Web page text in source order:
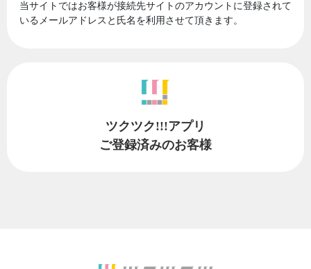
当サイトではお客様が接続先サイトのアカウントに登録されて
いるメールアドレスと氏名を利用させて頂きます。
ツクツク!!!アプリ
ご登録済みのお客様